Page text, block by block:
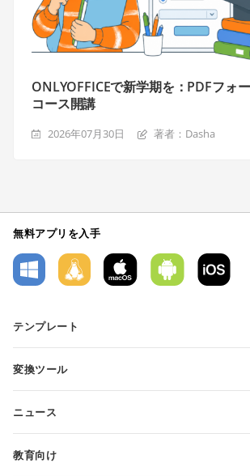
ONLYOFFICEで新学期を：PDFフォ
コース開講
2026年07月30日 著者：Dasha
無料アプリを入手
テンプレート
テキスト文書テンプレート
変換ツール
スプレッドシートの変換
PDFの変換
ニュース
教育向け